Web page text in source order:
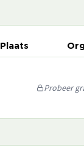
Plaats
Probeer